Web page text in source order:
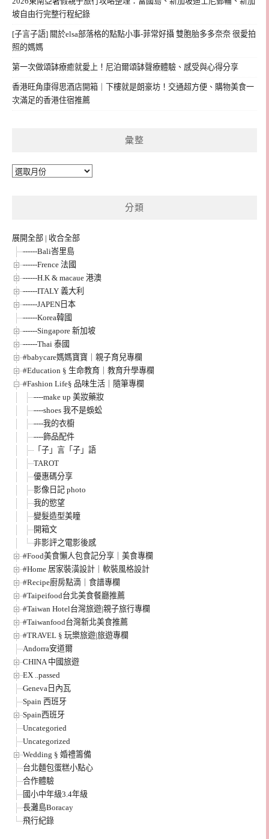
坡自由行完整行程紀錄
[子言子語] 關於elsa部落格的點點小事-菲常好攝 雙胞胎多多奈奈 很愛拍
照的媽媽
第一次做頌缽療癒就愛上！尼泊爾頌缽聲療體驗、感受與心得分享
香港旺角康得思酒店開箱｜下樓就是朗豪坊！交通超方便、購物美食一
次滿足的香港住宿推薦
彙整
彙
分類
展開全部 | 收合全部
------Bali峇里島
------Frence 法國
------H.K & macaue 港澳
------ITALY 義大利
------JAPEN日本
------Korea韓國
------Singapore 新加坡
------Thai 泰國
#babycare媽媽寶寶｜親子育兒專欄
#Education § 生命教育｜教育升學專欄
#Fashion Life§ 品味生活｜隨筆專欄
----make up 美妝藥妝
----shoes 我不是蜈蚣
----我的衣櫥
----飾品配件
「子」言「子」語
TAROT
優惠碼分享
影像日記 photo
我的慾望
變髮造型美瞳
開箱文
非影評之電影後感
#Food美食懶人包食記分享｜美食專欄
#Home 居家裝潢設計｜軟裝風格設計
#Recipe廚房點滴｜食譜專欄
#Taipeifood台北美食餐廳推薦
#Taiwan Hotel台灣旅遊|親子旅行專欄
#Taiwanfood台灣新北美食推薦
#TRAVEL § 玩樂旅遊|旅遊專欄
Andorra安道爾
CHINA 中國旅遊
EX ..passed
Geneva日內瓦
Spain 西班牙
Spain西班牙
Uncategoried
Uncategorized
Wedding § 婚禮籌備
台北麵包蛋糕小點心
合作體驗
國小中年級3.4年級
長灘島Boracay
飛行紀錄